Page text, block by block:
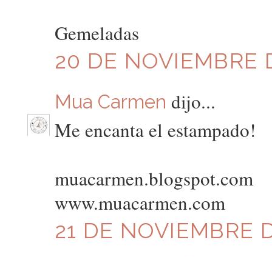
Gemeladas
20 DE NOVIEMBRE
Mua Carmen dijo...
Me encanta el estampado!
muacarmen.blogspot.com
www.muacarmen.com
21 DE NOVIEMBRE